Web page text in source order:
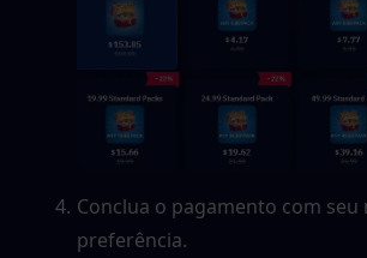
Conclua o pagamento com seu
preferência.